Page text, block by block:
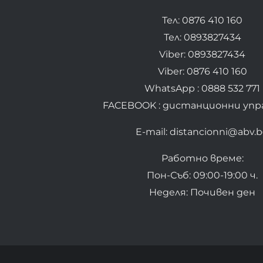
Тел: 0876 410 160
Тел: 0893827434
Viber: 0893827434
Viber: 0876 410 160
WhatsApp : 0888 532 771
FACEBOOK : дистанционни
E-mail:
Работно време:
Пон-Съб: 09:00-19:00 ч.
Неделя: Почивен ден